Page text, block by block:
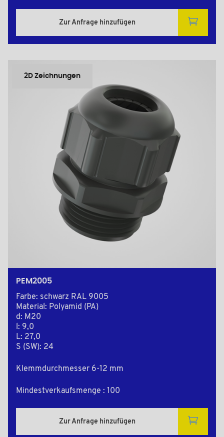
Zur Anfrage hinzufügen
2D Zeichnungen
PEM2005
Farbe: schwarz RAL 9005
Material: Polyamid (PA)
d: M20
l: 9,0
L: 27,0
S (SW): 24
Klemmdurchmesser 6-12 mm
Mindestverkaufsmenge : 100
Zur Anfrage hinzufügen